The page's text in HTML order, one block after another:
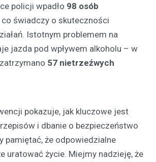
policji wpadło 98 osób
co świadczy o skuteczności
Istotnym problemem na
jazda pod wpływem alkoholu – w
57 nietrzeźwych
pokazuje, jak kluczowe jest
i dbanie o bezpieczeństwo
pamiętać, że odpowiedzialne
uratować życie. Miejmy nadzieję, że